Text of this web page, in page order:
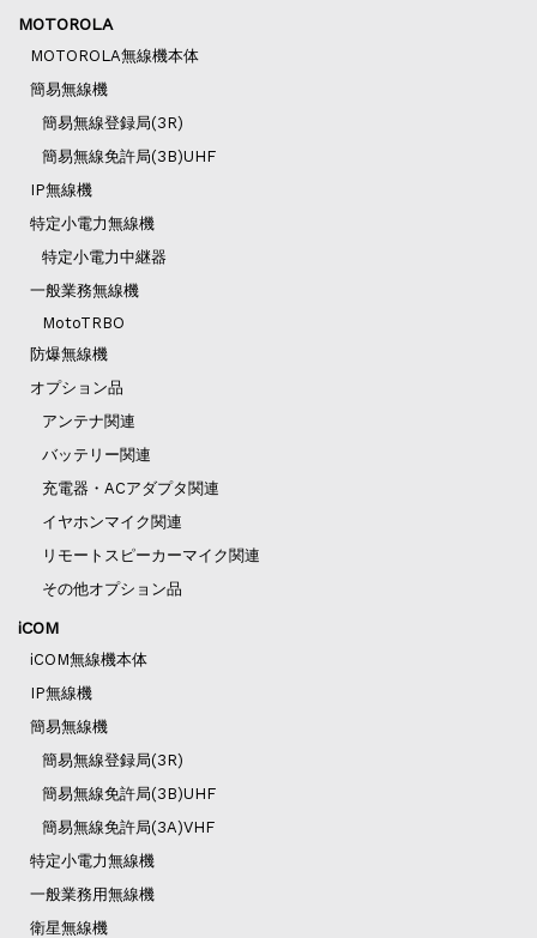
MOTOROLA
MOTOROLA無線機本体
簡易無線機
簡易無線登録局(3R)
簡易無線免許局(3B)UHF
IP無線機
特定小電力無線機
特定小電力中継器
一般業務無線機
MotoTRBO
防爆無線機
オプション品
アンテナ関連
バッテリー関連
充電器・ACアダプタ関連
イヤホンマイク関連
リモートスピーカーマイク関連
その他オプション品
iCOM
iCOM無線機本体
IP無線機
簡易無線機
簡易無線登録局(3R)
簡易無線免許局(3B)UHF
簡易無線免許局(3A)VHF
特定小電力無線機
一般業務用無線機
衛星無線機